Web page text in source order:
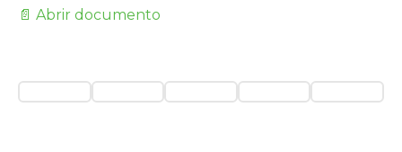
📄 Abrir documento